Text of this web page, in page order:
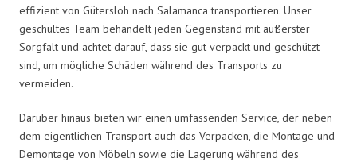
effizient von Gütersloh nach Salamanca transportieren. Unser
geschultes Team behandelt jeden Gegenstand mit äußerster
Sorgfalt und achtet darauf, dass sie gut verpackt und geschützt
sind, um mögliche Schäden während des Transports zu
vermeiden.
Darüber hinaus bieten wir einen umfassenden Service, der neben
dem eigentlichen Transport auch das Verpacken, die Montage und
Demontage von Möbeln sowie die Lagerung während des